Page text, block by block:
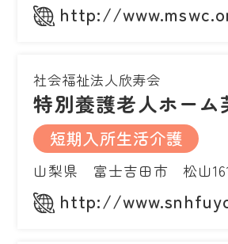
http://
社会福祉法人欣寿会
特別養護老人ホーム
短期入所生活介護
山梨県 富士吉田市 松山
http://